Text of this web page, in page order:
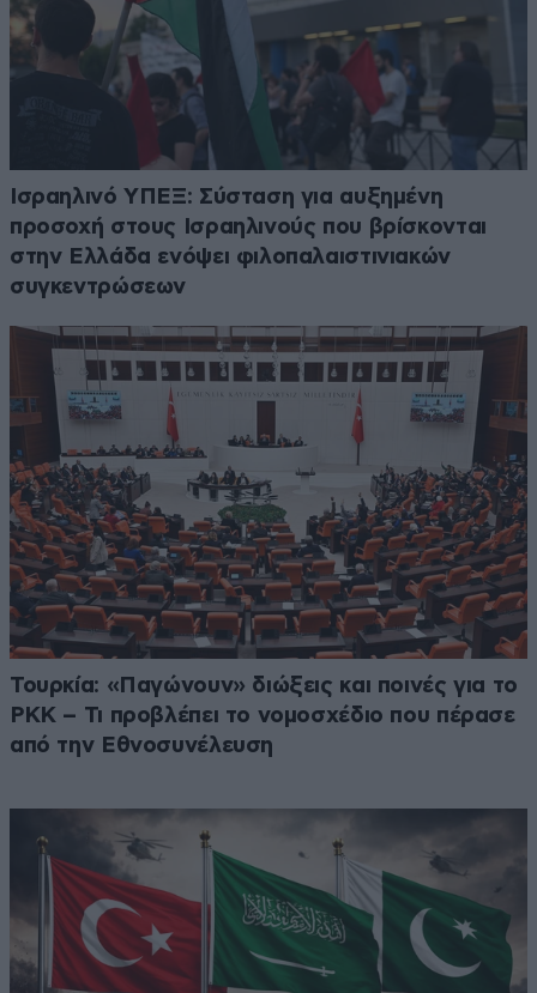
Ισραηλινό ΥΠΕΞ: Σύσταση για αυξημένη
προσοχή στους Ισραηλινούς που βρίσκονται
στην Ελλάδα ενόψει φιλοπαλαιστινιακών
συγκεντρώσεων
Τουρκία: «Παγώνουν» διώξεις και ποινές για το
PKK – Τι προβλέπει το νομοσχέδιο που πέρασε
από την Εθνοσυνέλευση